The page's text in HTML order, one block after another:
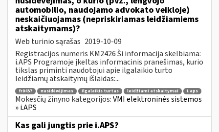
automobilio, naudojamo advokato veikloje)
neskaičiuojamas (nepriskiriamas leidžiamiems
atskaitymams)?
Web turinio sąrašas 2019-10-09
Registracijos numeris KM2426 Ši informacija skelbiama:
i.APS Programoje įkeltas informacinis pranešimas, kurio
tikslas priminti naudotojui apie ilgalaikio turto
leidžiamų atskaitymų išlaidas:...
fr0457 nusidėvėjimas ilgalaikis turtas leidžiami atskaitymai i.aps
Mokesčių žinyno kategorijos:VMI elektroninės sistemos
» i.APS
Kas gali jungtis prie i.APS?